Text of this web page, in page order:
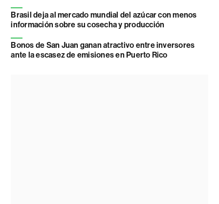
Brasil deja al mercado mundial del azúcar con menos
información sobre su cosecha y producción
Bonos de San Juan ganan atractivo entre inversores
ante la escasez de emisiones en Puerto Rico